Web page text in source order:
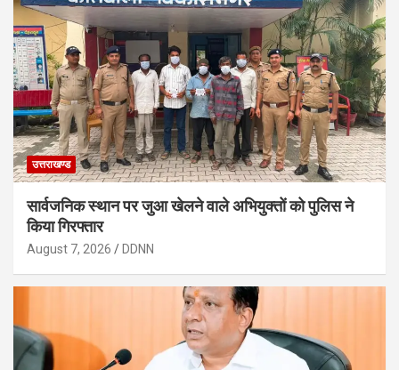
उत्तराखण्ड
सार्वजनिक स्थान पर जुआ खेलने वाले अभियुक्तों को पुलिस ने
किया गिरफ्तार
August 7, 2026 DDNN